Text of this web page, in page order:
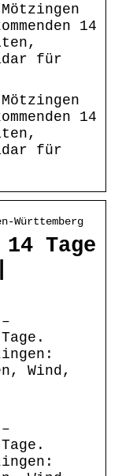
14
für
14
für
Württemberg
Tage
Wind,